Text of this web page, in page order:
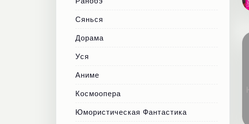
Сянься
Дорама
Уся
Аниме
Космоопера
Юмористическая Фантастика